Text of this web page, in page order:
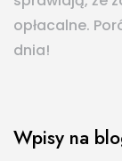
opłacalne.
dnia!
Wpisy na